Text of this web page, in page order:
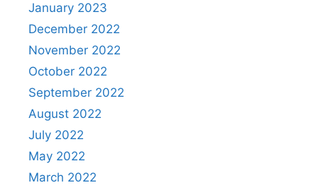
January 2023
December 2022
November 2022
October 2022
September 2022
August 2022
July 2022
May 2022
March 2022